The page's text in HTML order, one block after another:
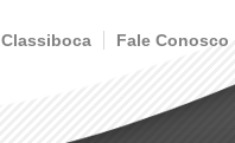
Classiboca Fale Conosco